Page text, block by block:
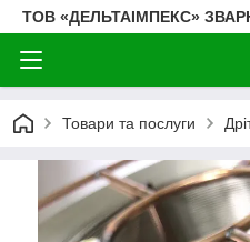
ТОВ «ДЕЛЬТАІМПЕКС»
Товари та послуги